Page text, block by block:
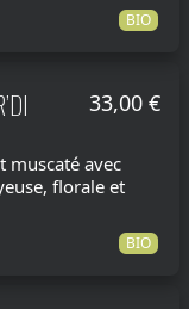
BIO
33,00 €
avec
florale et
BIO